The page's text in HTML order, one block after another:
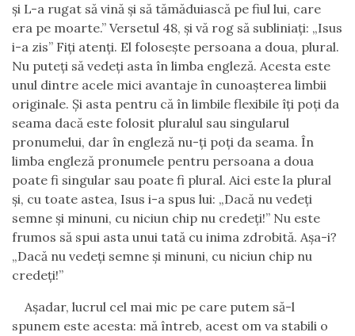
şi L-a rugat să vină şi să tămăduiască pe fiul lui, care
era pe moarte.” Versetul 48, şi vă rog să subliniaţi: „Isus
i-a zis” Fiți atenți. El foloseşte persoana a doua, plural.
Nu puteţi să vedeţi asta în limba engleză. Acesta este
unul dintre acele mici avantaje în cunoaşterea limbii
originale. Şi asta pentru că în limbile flexibile îţi poţi da
seama dacă este folosit pluralul sau singularul
pronumelui, dar în engleză nu-ţi poţi da seama. În
limba engleză pronumele pentru persoana a doua
poate fi singular sau poate fi plural. Aici este la plural
şi, cu toate astea, Isus i-a spus lui: „Dacă nu vedeţi
semne şi minuni, cu niciun chip nu credeţi!” Nu este
frumos să spui asta unui tată cu inima zdrobită. Aşa-i?
„Dacă nu vedeţi semne şi minuni, cu niciun chip nu
credeţi!”
Aşadar, lucrul cel mai mic pe care putem să-l
spunem este acesta: mă întreb, acest om va stabili o